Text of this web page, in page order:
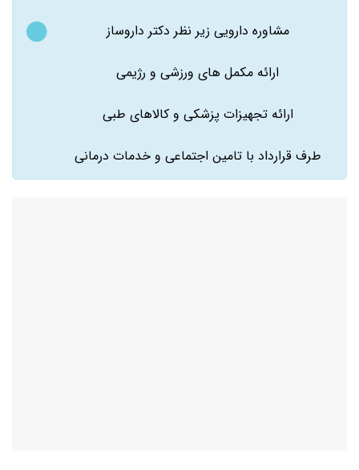
مشاوره دارویی زیر نظر دکتر داروساز
ارائه مکمل های ورزشی و رژیمی
ارائه تجهیزات پزشکی و کالاهای طبی
طرف قرارداد با تامین اجتماعی و خدمات درمانی